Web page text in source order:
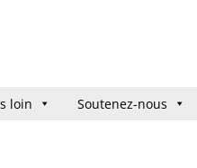
loin Soutenez-nous
loin Soutenez-nous